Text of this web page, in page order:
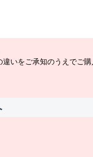
いをご承知のうえでご購